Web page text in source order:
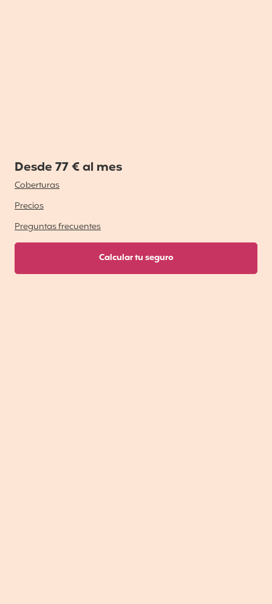
Desde 77 € al mes
Coberturas
Precios
Preguntas frecuentes
Calcular tu seguro